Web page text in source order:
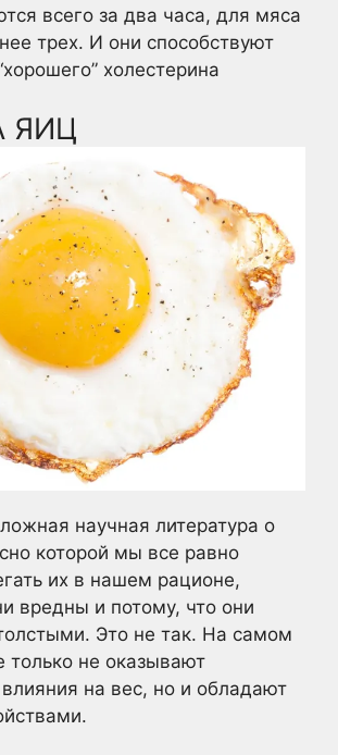
всего за два часа, для мяса
трех. И они способствуют
холестерина
ЯИЦ
научная литература о
которой мы все равно
их в нашем рационе,
вредны и потому, что они
Это не так. На самом
только не оказывают
влияния на вес, но и обладают